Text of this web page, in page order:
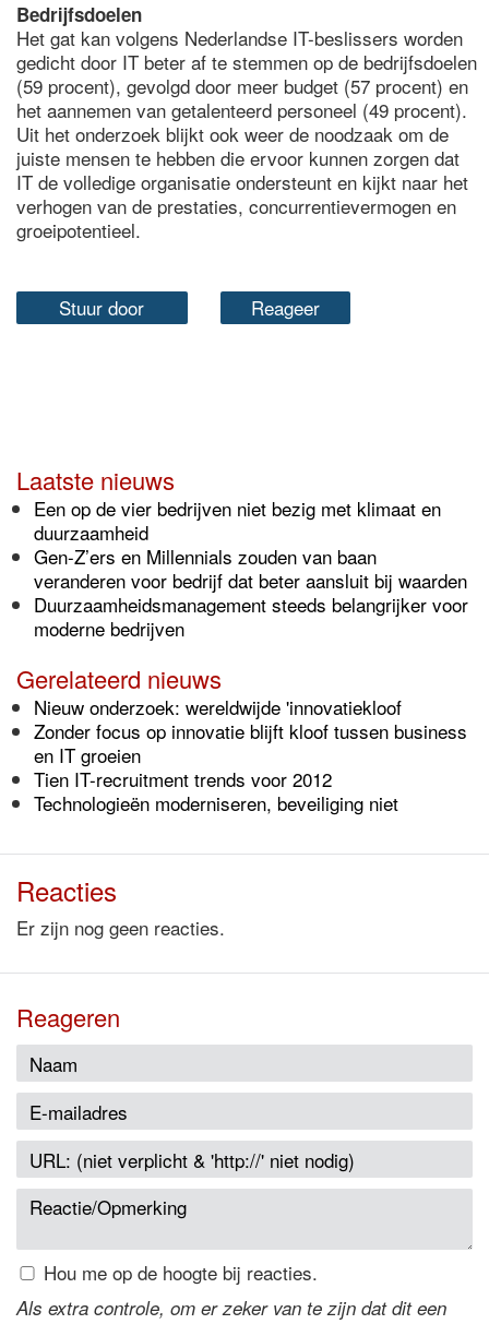
Bedrijfsdoelen
Het gat kan volgens Nederlandse IT-beslissers worden
gedicht door IT beter af te stemmen op de bedrijfsdoelen
(59 procent), gevolgd door meer budget (57 procent) en
het aannemen van getalenteerd personeel (49 procent).
Uit het onderzoek blijkt ook weer de noodzaak om de
juiste mensen te hebben die ervoor kunnen zorgen dat
IT de volledige organisatie ondersteunt en kijkt naar het
verhogen van de prestaties, concurrentievermogen en
groeipotentieel.
Stuur door Reageer
Laatste nieuws
Een op de vier bedrijven niet bezig met klimaat en
duurzaamheid
Gen-Z’ers en Millennials zouden van baan
veranderen voor bedrijf dat beter aansluit bij waarden
Duurzaamheidsmanagement steeds belangrijker voor
moderne bedrijven
Gerelateerd nieuws
Nieuw onderzoek: wereldwijde 'innovatiekloof
Zonder focus op innovatie blijft kloof tussen business
en IT groeien
Tien IT-recruitment trends voor 2012
Technologieën moderniseren, beveiliging niet
Reacties
Er zijn nog geen reacties.
Reageren
Hou me op de hoogte bij reacties.
Als extra controle, om er zeker van te zijn dat dit een